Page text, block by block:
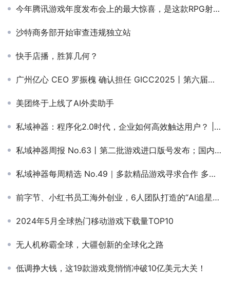
今年腾讯游戏年度发布会上的最大惊喜，是这款RPG射击IP大作
沙特商务部开始审查违规独立站
快手店播，胜算几何？
广州亿心 CEO 罗振槐 确认担任 GICC2025丨第六届全球互联网产业CEO大会主峰会圆桌嘉宾！
美团终于上线了AI外卖助手
私域神器：程序化2.0时代，企业如何高效触达用户？ | EC GMS预告
私域神器周报 No.63丨第二批游戏进口版号发布；​国内AI+UGC版Roblox参展
私域神器每周精选 No.49｜多款精品游戏寻求合作 多款产品寻海外流量合作
前字节、小红书员工海外创业，6人团队打造的“AI追星应用”，能否重新定义次世代女性的推活体验？
2024年5月全球热门移动游戏下载量TOP10
无人机称霸全球，大疆创新的全球化之路
低调挣大钱，这19款游戏竟悄悄冲破10亿美元大关！